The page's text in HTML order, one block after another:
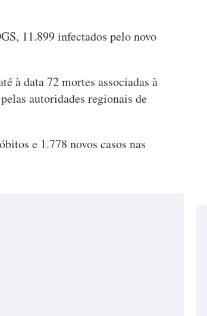
11.899 infectados pelo novo
à data 72 mortes associadas à
autoridades regionais de
e 1.778 novos casos nas